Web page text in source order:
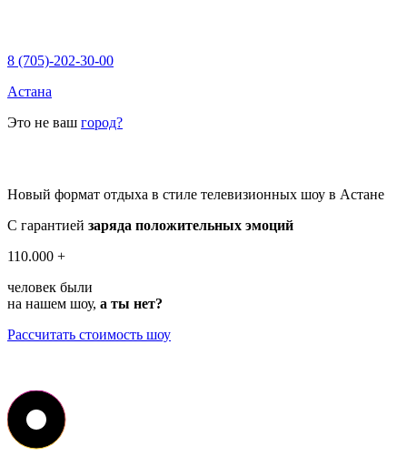
8 (705)-202-30-00
Астана
Это не ваш город?
Новый формат отдыха в стиле телевизионных шоу в Астане
С гарантией заряда положительных эмоций
110.000 +
человек были
на нашем шоу, а ты нет?
Рассчитать стоимость шоу